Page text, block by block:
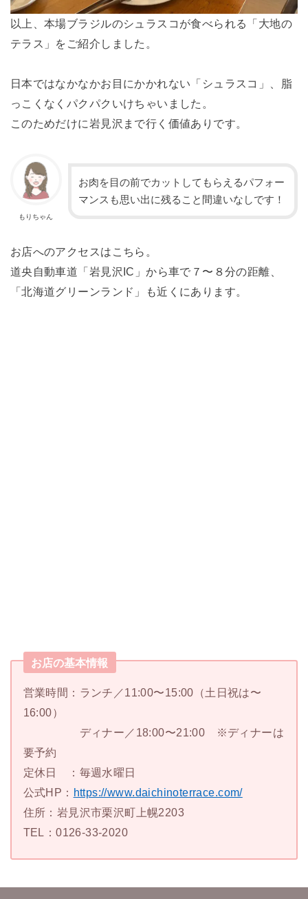
以上、本場ブラジルのシュラスコが食べられる「大地の
テラス」をご紹介しました。
日本ではなかなかお目にかかれない「シュラスコ」、脂
っこくなくパクパクいけちゃいました。
このためだけに岩見沢まで行く価値ありです。
もりちゃん
お肉を目の前でカットしてもらえるパフォー
マンスも思い出に残ること間違いなしです！
お店へのアクセスはこちら。
道央自動車道「岩見沢IC」から車で７〜８分の距離、
「北海道グリーンランド」も近くにあります。
お店の基本情報
営業時間：ランチ／11:00〜15:00（土日祝は〜
16:00）
ディナー／18:00〜21:00 ※ディナーは
要予約
定休日 ：毎週水曜日
公式HP： https://www.daichinoterrace.com/
住所：岩見沢市栗沢町上幌2203
TEL：0126-33-2020